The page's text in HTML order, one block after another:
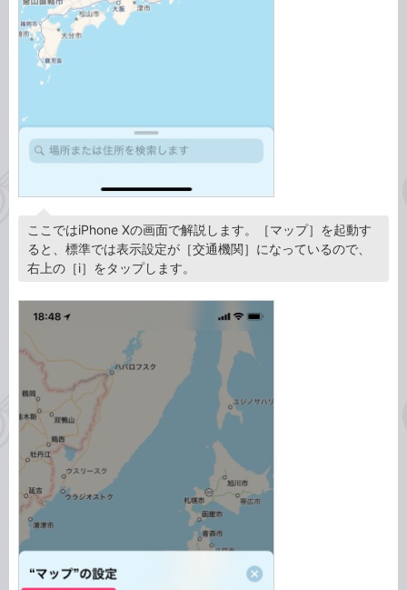
ここではiPhone Xの画面で解説します。［マップ］を起動す
ると、標準では表示設定が［交通機関］になっているので、
右上の［i］をタップします。